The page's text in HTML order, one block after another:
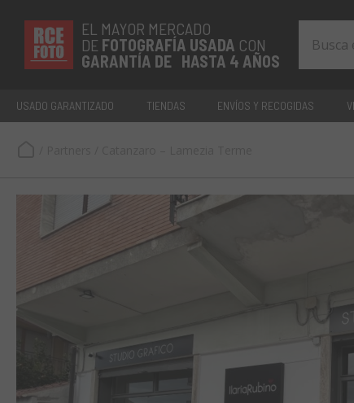
EL MAYOR MERCADO
DE FOTOGRAFÍA USADA CON
GARANTÍA DE HASTA 4 AÑOS
USADO GARANTIZADO TIENDAS ENVÍOS Y RECOGIDAS